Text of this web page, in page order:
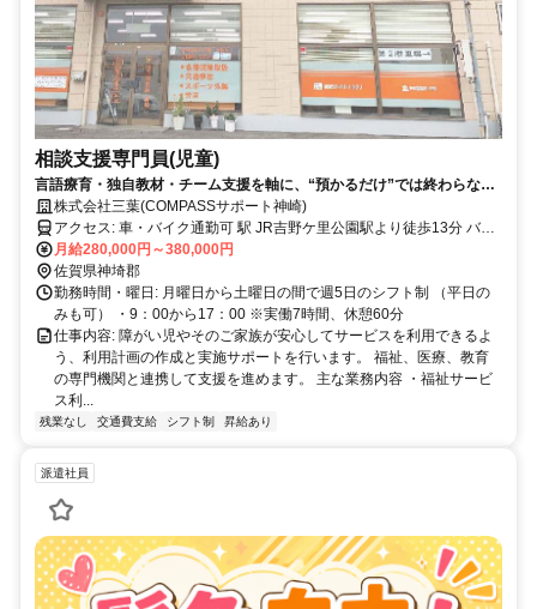
相談支援専門員(児童)
言語療育・独自教材・チーム支援を軸に、“預かるだけ”では終わらな
い、将来につながる療育へ。
株式会社三葉(COMPASSサポート神崎)
アクセス: 車・バイク通勤可 駅 JR吉野ケ里公園駅より徒歩13分 バス
停 三田川から徒歩11分
月給280,000円～380,000円
佐賀県神埼郡
勤務時間・曜日: 月曜日から土曜日の間で週5日のシフト制 （平日の
みも可） ・9：00から17：00 ※実働7時間、休憩60分
仕事内容: 障がい児やそのご家族が安心してサービスを利用できるよ
う、利用計画の作成と実施サポートを行います。 福祉、医療、教育
の専門機関と連携して支援を進めます。 主な業務内容 ・福祉サービ
ス利...
残業なし 交通費支給 シフト制 昇給あり
派遣社員